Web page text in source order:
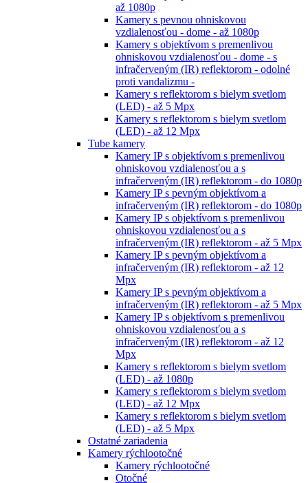
až 1080p
Kamery s pevnou ohniskovou
vzdialenosťou - dome - až 1080p
Kamery s objektívom s premenlivou
ohniskovou vzdialenosťou - dome - s
infračerveným (IR) reflektorom - odolné
proti vandalizmu -
Kamery s reflektorom s bielym svetlom
(LED) - až 5 Mpx
Kamery s reflektorom s bielym svetlom
(LED) - až 12 Mpx
Tube kamery
Kamery IP s objektívom s premenlivou
ohniskovou vzdialenosťou a s
infračerveným (IR) reflektorom - do 1080p
Kamery IP s pevným objektívom a
infračerveným (IR) reflektorom - do 1080p
Kamery IP s objektívom s premenlivou
ohniskovou vzdialenosťou a s
infračerveným (IR) reflektorom - až 5 Mpx
Kamery IP s pevným objektívom a
infračerveným (IR) reflektorom - až 12
Mpx
Kamery IP s pevným objektívom a
infračerveným (IR) reflektorom - až 5 Mpx
Kamery IP s objektívom s premenlivou
ohniskovou vzdialenosťou a s
infračerveným (IR) reflektorom - až 12
Mpx
Kamery s reflektorom s bielym svetlom
(LED) - až 1080p
Kamery s reflektorom s bielym svetlom
(LED) - až 12 Mpx
Kamery s reflektorom s bielym svetlom
(LED) - až 5 Mpx
Ostatné zariadenia
Kamery rýchlootočné
Kamery rýchlootočné
Otočné